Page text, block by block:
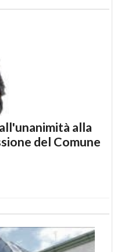
alla
del Comune